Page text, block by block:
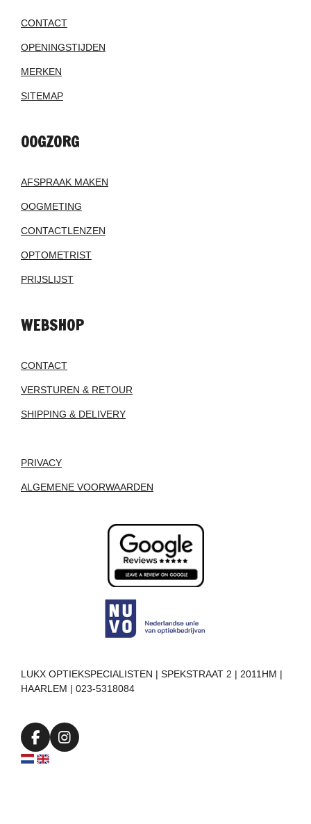
CONTACT
OPENINGSTIJDEN
MERKEN
SITEMAP
OOGZORG
AFSPRAAK MAKEN
OOGMETING
CONTACTLENZEN
OPTOMETRIST
PRIJSLIJST
WEBSHOP
CONTACT
VERSTUREN & RETOUR
SHIPPING & DELIVERY
PRIVACY
ALGEMENE VOORWAARDEN
LUKX OPTIEKSPECIALISTEN | SPEKSTRAAT 2 | 2011HM |
HAARLEM | 023-5318084
F
a
I